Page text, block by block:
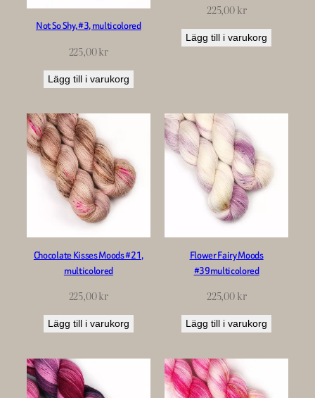
Not So Shy, #3, multicolored
225,00kr
Lägg till i varukorg
225,00kr
Lägg till i varukorg
Chocolate Kisses Moods #21,
multicolored
225,00kr
Lägg till i varukorg
Flower Fairy Moods
#39multicolored
225,00kr
Lägg till i varukorg